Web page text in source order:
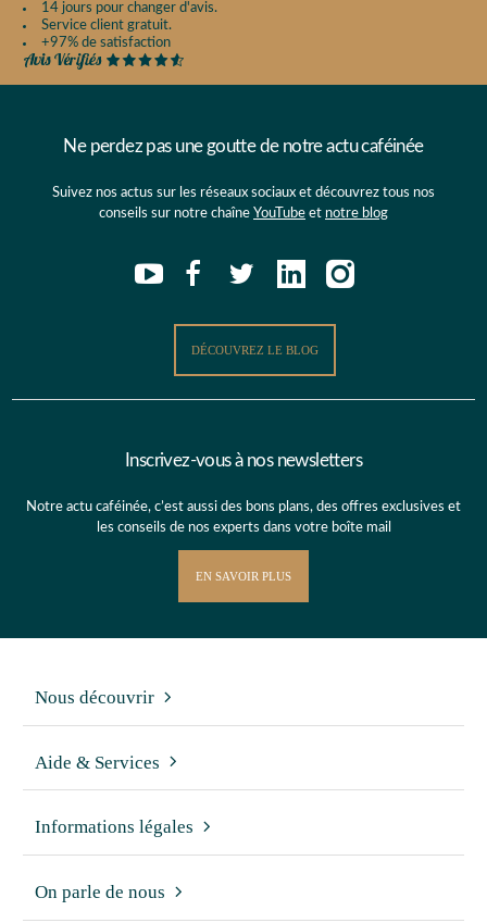
14 jours pour changer d'avis.
Service client gratuit.
+97% de satisfaction
Ne perdez pas une goutte de notre actu caféinée
Suivez nos actus sur les réseaux sociaux et découvrez tous nos
conseils sur notre chaîne YouTube et notre blog
DÉCOUVREZ LE BLOG
Inscrivez-vous à nos newsletters
Notre actu caféinée, c’est aussi des bons plans, des offres exclusives et
les conseils de nos experts dans votre boîte mail
EN SAVOIR PLUS
Nous découvrir
Aide & Services
Informations légales
On parle de nous